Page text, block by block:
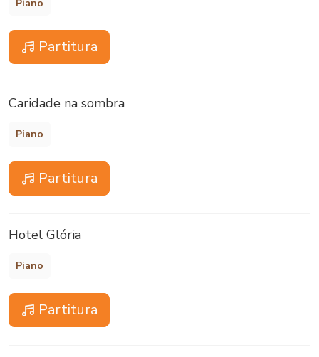
Piano
Partitura
Caridade na sombra
Piano
Partitura
Hotel Glória
Piano
Partitura